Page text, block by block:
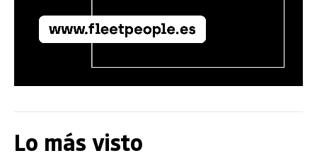
Lo más visto